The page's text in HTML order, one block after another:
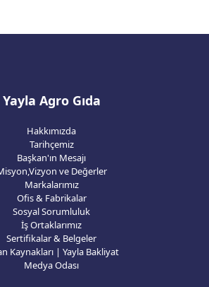
Yayla Agro Gıda
Hakkımızda
Tarihçemiz
Başkan'ın Mesajı
ve Değerler
Markalarımız
Ofis & Fabrikalar
Sosyal Sorumluluk
İş Ortaklarımız
Sertifikalar & Belgeler
Kaynakları | Yayla Bakliyat
Medya Odası